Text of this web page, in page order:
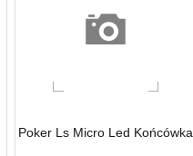
Poker Ls Micro Led Końcówka